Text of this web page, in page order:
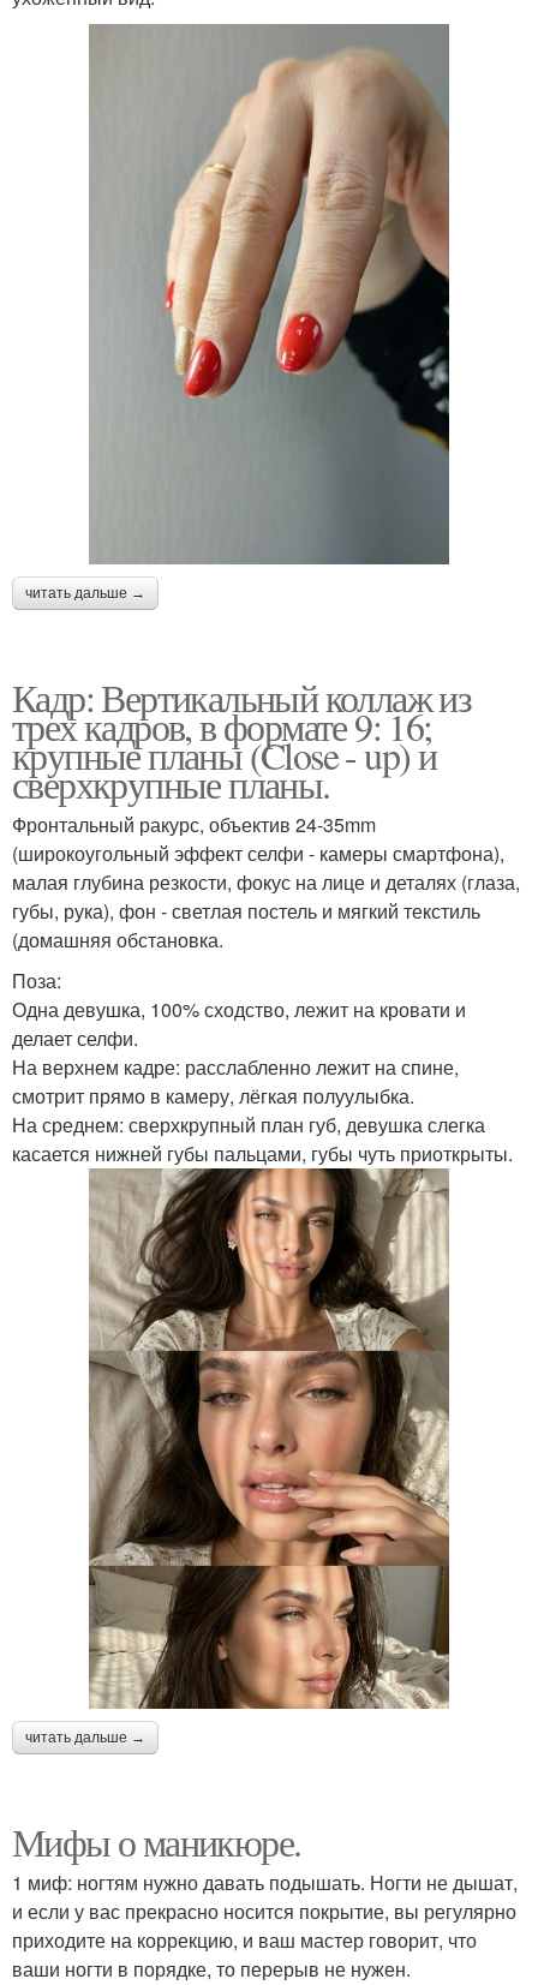
читать дальше →
Кадр: Вертикальный коллаж из
трех кадров, в формате 9: 16;
крупные планы (Close - up) и
сверхкрупные планы.
Фронтальный ракурс, объектив 24-35mm
(широкоугольный эффект селфи - камеры смартфона),
малая глубина резкости, фокус на лице и деталях (глаза,
губы, рука), фон - светлая постель и мягкий текстиль
(домашняя обстановка.
Поза:
Одна девушка, 100% сходство, лежит на кровати и
делает селфи.
На верхнем кадре: расслабленно лежит на спине,
смотрит прямо в камеру, лёгкая полуулыбка.
На среднем: сверхкрупный план губ, девушка слегка
касается нижней губы пальцами, губы чуть приоткрыты.
читать дальше →
Мифы о маникюре.
1 миф: ногтям нужно давать подышать. Ногти не дышат,
и если у вас прекрасно носится покрытие, вы регулярно
приходите на коррекцию, и ваш мастер говорит, что
ваши ногти в порядке, то перерыв не нужен.